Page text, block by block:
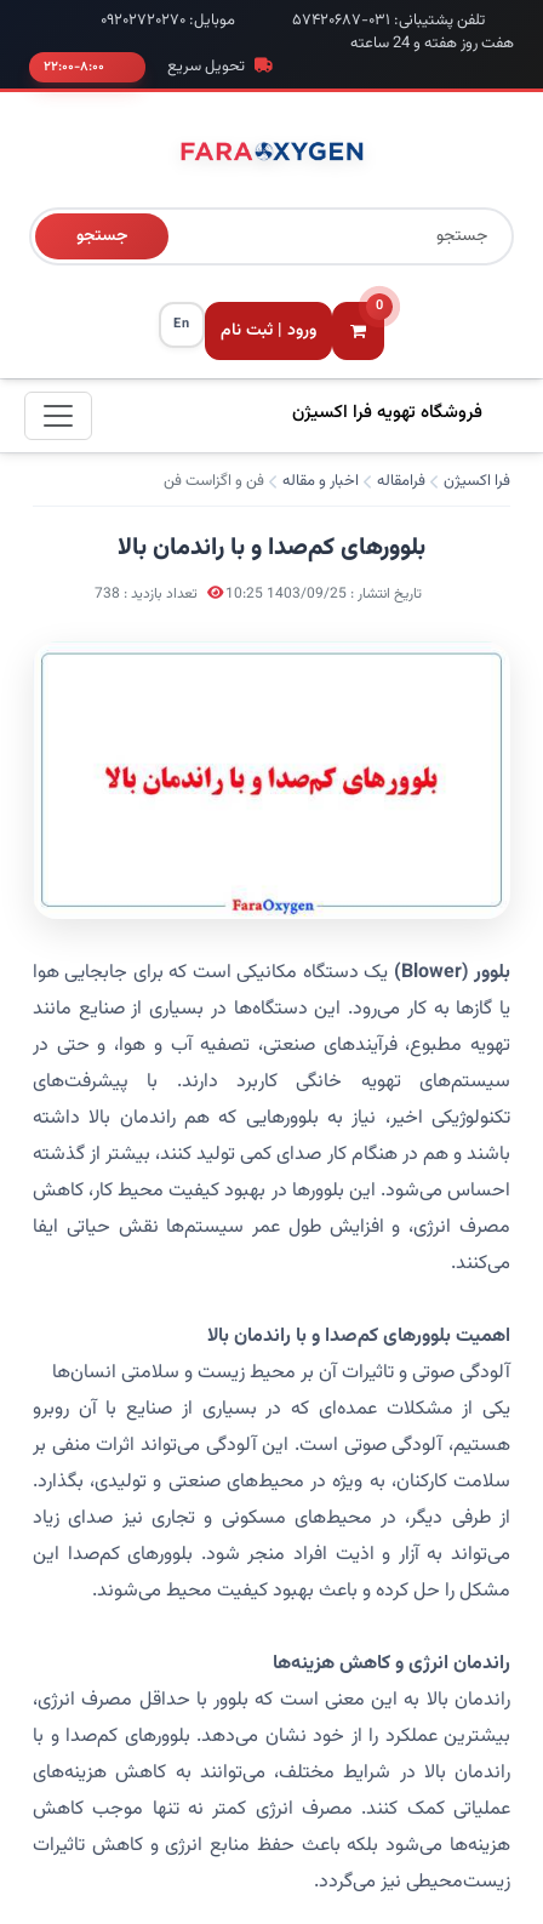
تلفن پشتیبانی: ۰۳۱-۵۷۴۲۰۶۸۷
موبایل: ۰۹۲۰۲۷۲۰۲۷۰
هفت روز هفته و 24 ساعته
تحویل سریع
جستجو
0
ورود | ثبت نام En
فروشگاه تهویه فرا اکسیژن
فرا اکسیژن فرامقاله اخبار و مقاله فن و اگزاست فن
بلوورهای کم‌صدا و با راندمان بالا
تاریخ انتشار : 1403/09/25 10:25 تعداد بازدید : 738
بلوور (Blower)
یک دستگاه مکانیکی است که برای جابجایی هوا
یا گازها به کار می‌رود. این دستگاه‌ها در بسیاری از صنایع مانند
تهویه مطبوع، فرآیندهای صنعتی، تصفیه آب و هوا، و حتی در
سیستم‌های تهویه خانگی کاربرد دارند. با پیشرفت‌های
تکنولوژیکی اخیر، نیاز به بلوورهایی که هم راندمان بالا داشته
باشند و هم در هنگام کار صدای کمی تولید کنند، بیشتر از گذشته
احساس می‌شود. این بلوورها در بهبود کیفیت محیط کار، کاهش
مصرف انرژی، و افزایش طول عمر سیستم‌ها نقش حیاتی ایفا
می‌کنند.
اهمیت بلوورهای کم‌صدا و با راندمان بالا
آلودگی صوتی و تاثیرات آن بر محیط زیست و سلامتی انسان‌ها
یکی از مشکلات عمده‌ای که در بسیاری از صنایع با آن روبرو
هستیم، آلودگی صوتی است. این آلودگی می‌تواند اثرات منفی بر
سلامت کارکنان، به ویژه در محیط‌های صنعتی و تولیدی، بگذارد.
از طرفی دیگر، در محیط‌های مسکونی و تجاری نیز صدای زیاد
می‌تواند به آزار و اذیت افراد منجر شود. بلوورهای کم‌صدا این
مشکل را حل کرده و باعث بهبود کیفیت محیط می‌شوند.
راندمان انرژی و کاهش هزینه‌ها
راندمان بالا به این معنی است که بلوور با حداقل مصرف انرژی،
بیشترین عملکرد را از خود نشان می‌دهد. بلوورهای کم‌صدا و با
راندمان بالا در شرایط مختلف، می‌توانند به کاهش هزینه‌های
عملیاتی کمک کنند. مصرف انرژی کمتر نه تنها موجب کاهش
هزینه‌ها می‌شود بلکه باعث حفظ منابع انرژی و کاهش تاثیرات
زیست‌محیطی نیز می‌گردد.